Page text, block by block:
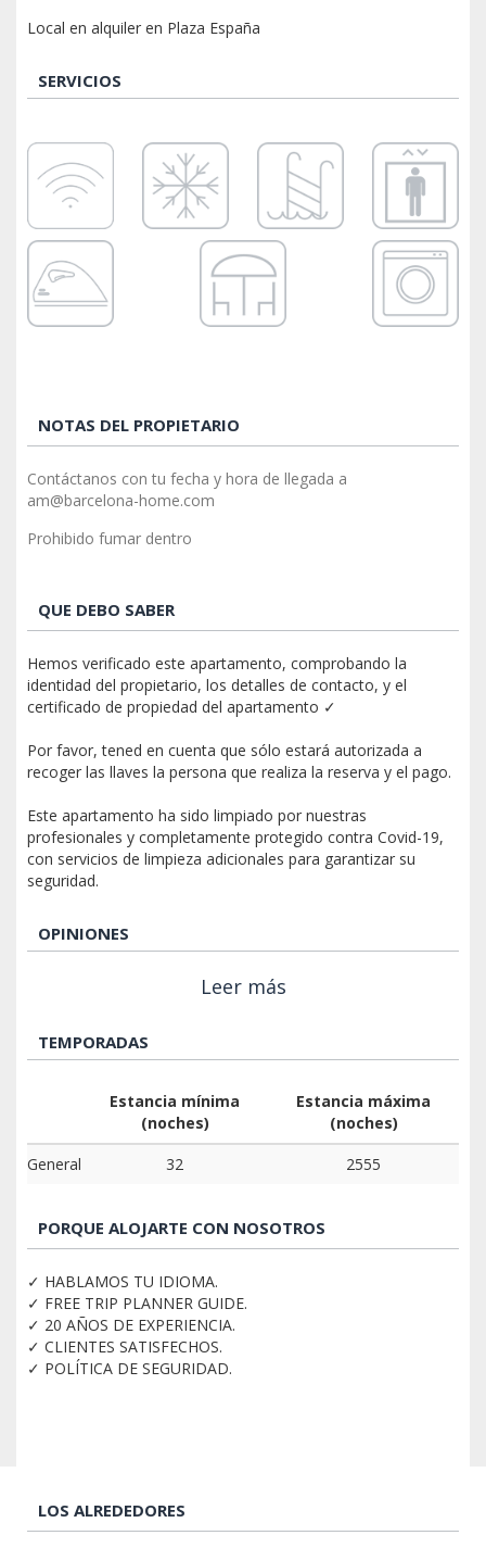
Local en alquiler en Plaza España
SERVICIOS
NOTAS DEL PROPIETARIO
Contáctanos con tu fecha y hora de llegada a
am@barcelona-home.com
Prohibido fumar dentro
QUE DEBO SABER
Hemos verificado este apartamento, comprobando la
identidad del propietario, los detalles de contacto, y el
certificado de propiedad del apartamento ✓
Por favor, tened en cuenta que sólo estará autorizada a
recoger las llaves la persona que realiza la reserva y el pago.
Este apartamento ha sido limpiado por nuestras
profesionales y completamente protegido contra Covid-19,
con servicios de limpieza adicionales para garantizar su
seguridad.
OPINIONES
Leer más
TEMPORADAS
Estancia mínima
(noches)
Estancia máxima
(noches)
General
32 2555
PORQUE ALOJARTE CON NOSOTROS
✓ HABLAMOS TU IDIOMA.
✓ FREE TRIP PLANNER GUIDE.
✓ 20 AÑOS DE EXPERIENCIA.
✓ CLIENTES SATISFECHOS.
✓ POLÍTICA DE SEGURIDAD.
LOS ALREDEDORES